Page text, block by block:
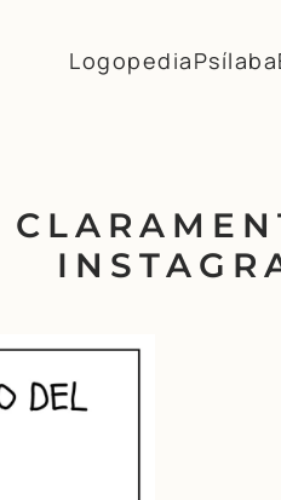
LogopediaPsílaba